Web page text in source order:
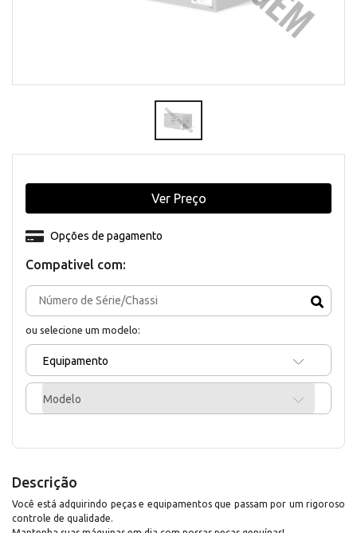
Compativel com:
ou selecione um modelo:
Equipamento
Modelo
Opções de pagamento
Ver Preço
Descrição
Você está adquirindo peças e equipamentos que passam por um rigoroso
controle de qualidade.